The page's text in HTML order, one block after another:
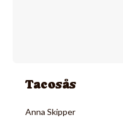
Tacosås
Anna Skipper